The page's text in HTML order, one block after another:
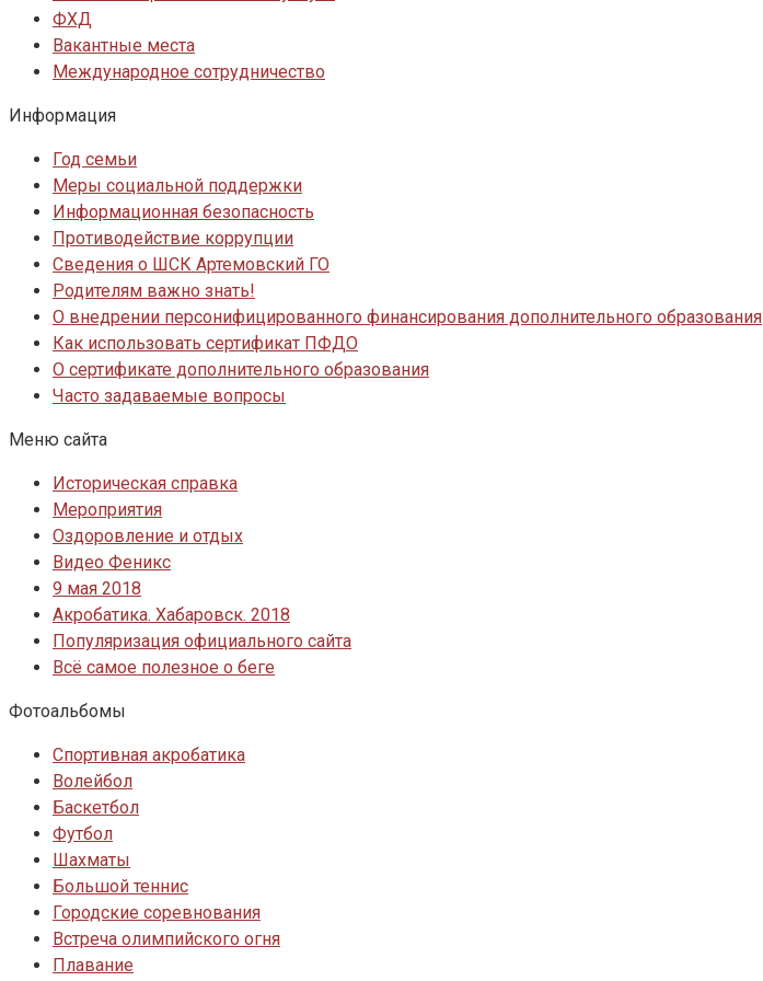
ФХД
Вакантные места
Международное сотрудничество
Информация
Год семьи
Меры социальной поддержки
Информационная безопасность
Противодействие коррупции
Сведения о ШСК Артемовский ГО
Родителям важно знать!
О внедрении персонифицированного финансирования дополнительного образования
Как использовать сертификат ПФДО
О сертификате дополнительного образования
Часто задаваемые вопросы
Меню сайта
Историческая справка
Мероприятия
Оздоровление и отдых
Видео Феникс
9 мая 2018
Акробатика. Хабаровск. 2018
Популяризация официального сайта
Всё самое полезное о беге
Фотоальбомы
Спортивная акробатика
Волейбол
Баскетбол
Футбол
Шахматы
Большой теннис
Городские соревнования
Встреча олимпийского огня
Плавание